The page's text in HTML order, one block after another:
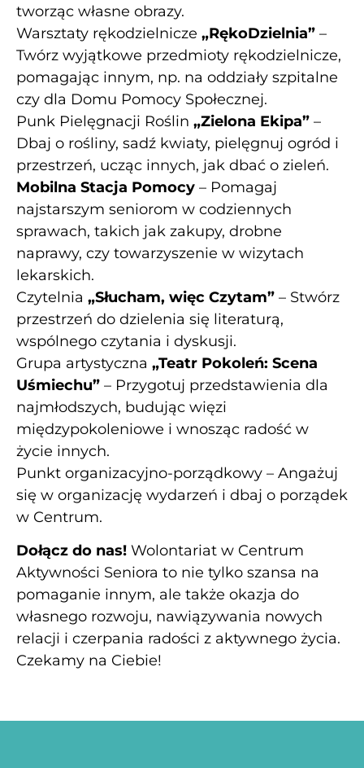
tworząc własne obrazy.
Warsztaty rękodzielnicze „RękoDzielnia” –
Twórz wyjątkowe przedmioty rękodzielnicze,
pomagając innym, np. na oddziały szpitalne
czy dla Domu Pomocy Społecznej.
Punk Pielęgnacji Roślin „Zielona Ekipa” –
Dbaj o rośliny, sadź kwiaty, pielęgnuj ogród i
przestrzeń, ucząc innych, jak dbać o zieleń.
Mobilna Stacja Pomocy – Pomagaj
najstarszym seniorom w codziennych
sprawach, takich jak zakupy, drobne
naprawy, czy towarzyszenie w wizytach
lekarskich.
Czytelnia „Słucham, więc Czytam” – Stwórz
przestrzeń do dzielenia się literaturą,
wspólnego czytania i dyskusji.
Grupa artystyczna „Teatr Pokoleń: Scena
Uśmiechu” – Przygotuj przedstawienia dla
najmłodszych, budując więzi
międzypokoleniowe i wnosząc radość w
życie innych.
Punkt organizacyjno-porządkowy – Angażuj
się w organizację wydarzeń i dbaj o porządek
w Centrum.
Dołącz do nas! Wolontariat w Centrum
Aktywności Seniora to nie tylko szansa na
pomaganie innym, ale także okazja do
własnego rozwoju, nawiązywania nowych
relacji i czerpania radości z aktywnego życia.
Czekamy na Ciebie!